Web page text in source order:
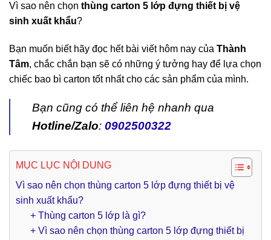
Vì sao nên chọn thùng carton 5 lớp đựng thiết bị vệ
sinh xuất khẩu?
Bạn muốn biết hãy đọc hết bài viết hôm nay của Thành
Tâm, chắc chắn bạn sẽ có những ý tưởng hay để lựa chọn
chiếc bao bì carton tốt nhất cho các sản phẩm của mình.
Bạn cũng có thể liên hệ nhanh qua
Hotline/Zalo: 0902500322
MỤC LỤC NỘI DUNG
Vì sao nên chọn thùng carton 5 lớp đựng thiết bị vệ
sinh xuất khẩu?
+ Thùng carton 5 lớp là gì?
+ Vì sao nên chọn thùng carton 5 lớp đựng thiết bị